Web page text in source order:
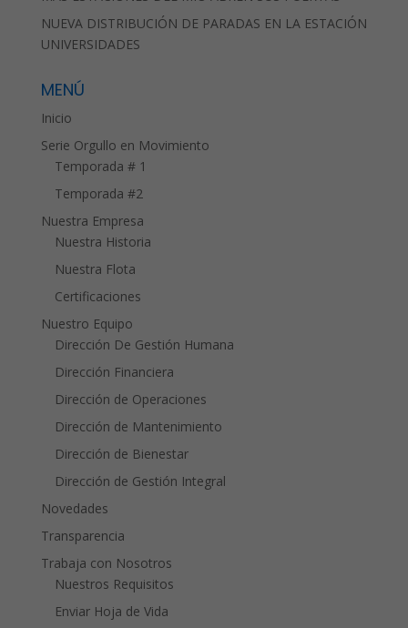
NUEVA DISTRIBUCIÓN DE PARADAS EN LA ESTACIÓN
UNIVERSIDADES
MENÚ
Inicio
Serie Orgullo en Movimiento
Temporada # 1
Temporada #2
Nuestra Empresa
Nuestra Historia
Nuestra Flota
Certificaciones
Nuestro Equipo
Dirección De Gestión Humana
Dirección Financiera
Dirección de Operaciones
Dirección de Mantenimiento
Dirección de Bienestar
Dirección de Gestión Integral
Novedades
Transparencia
Trabaja con Nosotros
Nuestros Requisitos
Enviar Hoja de Vida